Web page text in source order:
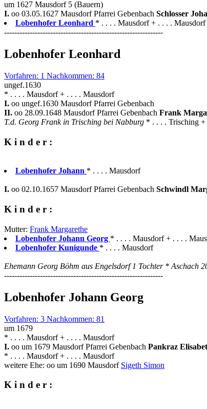
um 1627 Mausdorf 5 (Bauern)
I. oo 03.05.1627 Mausdorf Pfarrei Gebenbach Schlosser
Lobenhofer Leonhard * . . . . Mausdorf + . . . .
--------------------------------------------------------------
Lobenhofer Leonhard
Vorfahren: 1 Nachkommen: 84
ungef.1630
* . . . . Mausdorf + . . . . Mausdorf
I. oo ungef.1630 Mausdorf Pfarrei Gebenbach
II. oo 28.09.1648 Mausdorf Pfarrei Gebenbach Frank
T.d. Georg Frank in Trisching bei Nabburg * . . . . Trisching
K i n d e r :
Lobenhofer Johann * . . . . Mausdorf
I. oo 02.10.1657 Mausdorf Pfarrei Gebenbach Schwindl
K i n d e r :
Mutter: Frank Margarethe
Lobenhofer Johann Georg * . . . . Mausdorf + . . . .
Lobenhofer Kunigunde * . . . . Mausdorf
Ehemann Georg Böhm aus Engelsdorf 1 Tochter * Aschach
--------------------------------------------------------------
Lobenhofer Johann Georg
Vorfahren: 3 Nachkommen: 81
um 1679
* . . . . Mausdorf + . . . . Mausdorf
I. oo um 1679 Mausdorf Pfarrei Gebenbach Pankraz
* . . . . Mausdorf + . . . . Mausdorf
weitere Ehe: oo um 1690 Mausdorf Sigeth Simon
K i n d e r :